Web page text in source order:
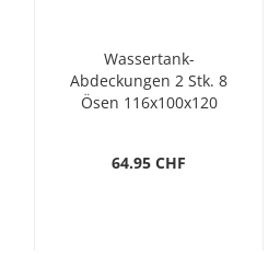
Wassertank-
Abdeckungen 2 Stk. 8
Ösen 116x100x120
64.95 CHF